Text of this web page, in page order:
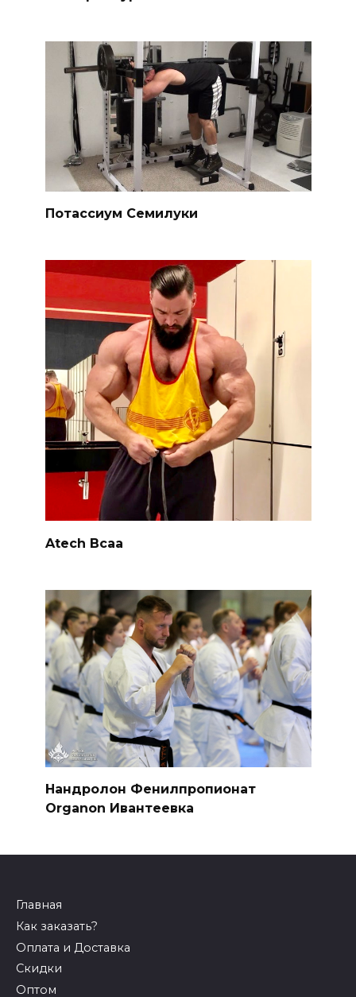
Потассиум Семилуки
Atech Bcaa
Нандролон Фенилпропионат
Organon Ивантеевка
Главная
Как заказать?
Оплата и Доставка
Скидки
Оптом